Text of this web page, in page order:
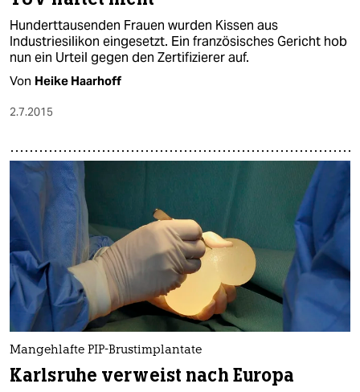
Hunderttausenden Frauen wurden Kissen aus
Industriesilikon eingesetzt. Ein französisches Gericht hob
nun ein Urteil gegen den Zertifizierer auf.
Von Heike Haarhoff
2.7.2015
Mangehlafte PIP-Brustimplantate
Karlsruhe verweist nach Europa